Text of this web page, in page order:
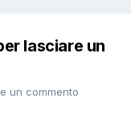
lasciare un
un commento